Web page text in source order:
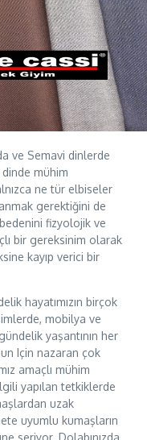
ve Semavi dinlerde
mühim
ne tür elbiseler
gerektiğini de
fizyolojik ve
bir gereksinim olarak
kayıp verici bir
hayatımızın birçok
mobilya ve
yaşantının her
Için nazaran çok
amaçlı mühim
yapılan tetkiklerde
uzak
uyumlu kumaşların
seriyor. Dolabınızda